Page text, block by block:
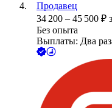
Продавец
34 200 – 45 500 ₽
Без опыта
Выплаты: Два